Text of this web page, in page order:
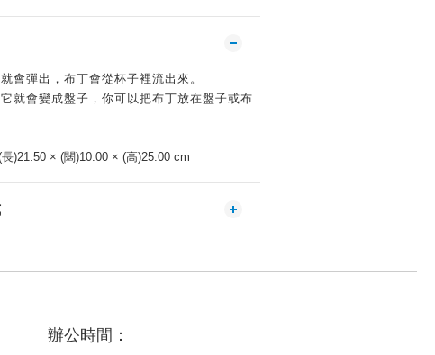
會彈出，布丁會從杯子裡流出來。
就會變成盤子，你可以把布丁放在盤子或布
)21.50 × (闊)10.00 × (高)25.00 cm
辦公時間：